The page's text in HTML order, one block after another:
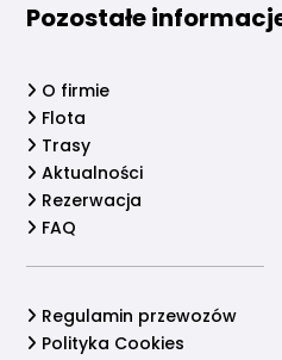
Pozostałe
O firmie
Flota
Trasy
Aktualności
Rezerwacja
FAQ
Regulamin przewozów
Polityka Cookies